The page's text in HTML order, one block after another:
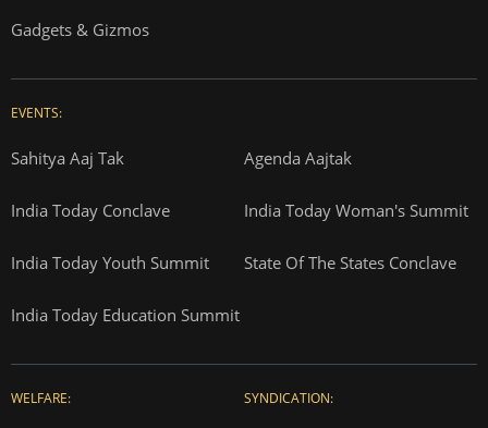
Gadgets & Gizmos
EVENTS:
Sahitya Aaj Tak Agenda Aajtak
India Today Conclave India Today Woman's Summit
India Today Youth Summit State Of The States Conclave
India Today Education Summit
WELFARE: SYNDICATION: